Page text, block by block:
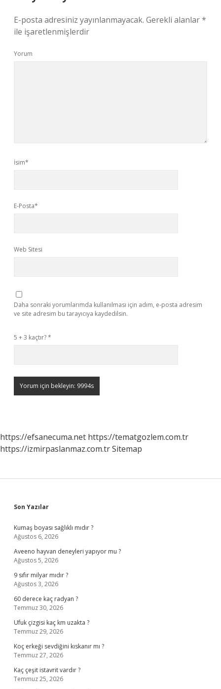
E-posta adresiniz yayınlanmayacak. Gerekli alanlar*
ile işaretlenmişlerdir
Yorum
İsim*
E-Posta*
Web Sitesi
Daha sonraki yorumlarımda kullanılması için adım, e-posta adresim
ve site adresim bu tarayıcıya kaydedilsin.
5 + 3 kaçtır?*
https://efsanecuma.net https://tematgozlem.com.tr
https://izmirpaslanmaz.com.trSitemap
Sidebar
Son Yazılar
Kumaş boyası sağlıklı mıdır ?
Ağustos 6, 2026
Aveeno hayvan deneyleri yapıyor mu ?
Ağustos 5, 2026
9 sıfır milyar mıdır ?
Ağustos 3, 2026
60 derece kaç radyan ?
Temmuz 30, 2026
Ufuk çizgisi kaç km uzakta ?
Temmuz 29, 2026
Koç erkeği sevdiğini kıskanır mı ?
Temmuz 27, 2026
Kaç çeşit istavrit vardır ?
Temmuz 25, 2026